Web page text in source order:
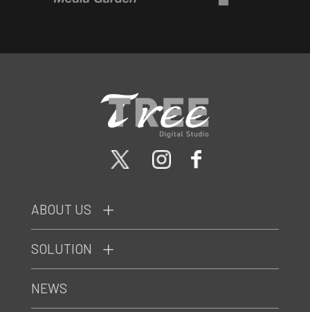
ABOUT US
SOLUTION
NEWS